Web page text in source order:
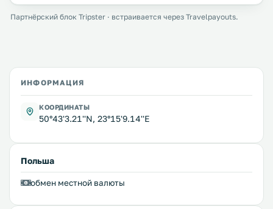
Партнёрский блок Tripster · встраивается через Travelpayouts.
ИНФОРМАЦИЯ
КООРДИНАТЫ
50°43'3.21''N, 23°15'9.14''E
Польша
обмен местной валюты